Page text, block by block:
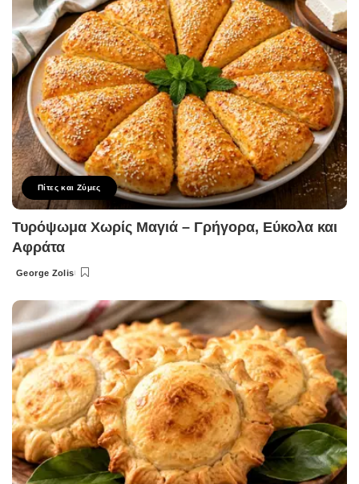
Πίτες και Ζύμες
Τυρόψωμα Χωρίς Μαγιά – Γρήγορα, Εύκολα και
Αφράτα
Posted
George Zolis